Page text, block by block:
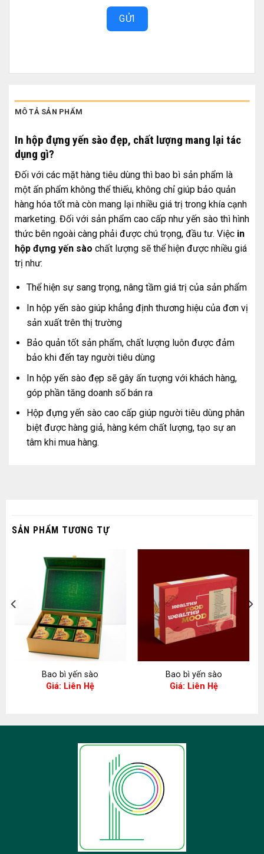
GỬI
MÔ TẢ SẢN PHẨM
In hộp đựng yến sào đẹp, chất lượng mang lại tác
dụng gì?
Đối với các mặt hàng tiêu dùng thì bao bì sản phẩm là
một ấn phẩm không thể thiếu, không chỉ giúp bảo quản
hàng hóa tốt mà còn mang lại nhiều giá trị trong khía cạnh
marketing. Đối với sản phẩm cao cấp như yến sào thì hình
thức bên ngoài càng phải được chú trọng, đầu tư. Việc in
hộp đựng yến sào chất lượng sẽ thể hiện được nhiều giá
trị như:
Thể hiện sự sang trọng, nâng tầm giá trị của sản phẩm
In hộp yến sào giúp khẳng định thương hiệu của đơn vị
sản xuất trên thị trường
Bảo quản tốt sản phẩm, chất lượng luôn được đảm
bảo khi đến tay người tiêu dùng
In hộp yến sào đẹp sẽ gây ấn tượng với khách hàng,
góp phần tăng doanh số bán ra
Hộp đựng yến sào cao cấp giúp người tiêu dùng phân
biệt được hàng giả, hàng kém chất lượng, tạo sự an
tâm khi mua hàng.
SẢN PHẨM TƯƠNG TỰ
Bao bì yến sào
Giá: Liên Hệ
Bao bì yến sào
Giá: Liên Hệ